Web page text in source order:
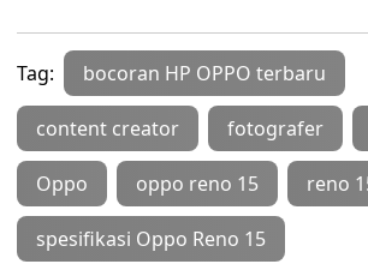
Tag: bocoran HP OPPO terbaru
content creator fotografer
Oppo oppo reno 15 reno
spesifikasi Oppo Reno 15